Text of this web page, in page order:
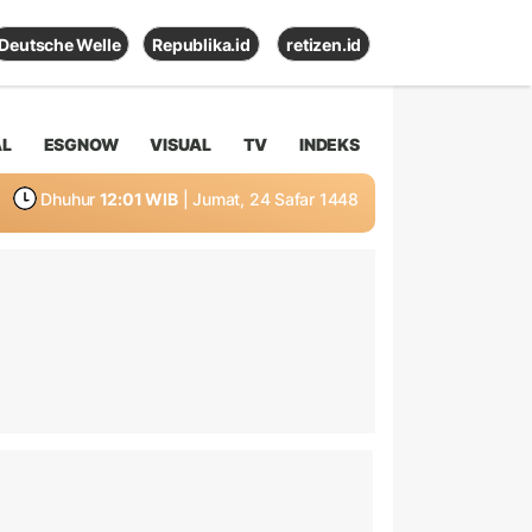
Deutsche Welle Republika.id retizen.id
ESGNOW VISUAL TV INDEKS
Dhuhur 12:01 WIB | Jumat, 24 Safar 1448